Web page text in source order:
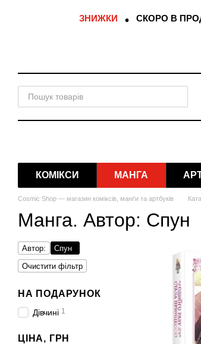
ЗНИЖКИ СКОРО В
КОМІКСИ МАНГА
Cosmic Shop — магазин коміксів, манґи та артбуків
Манга. Автор: Спун
Автор:
Спун
Очистити фільтр
НА ПОДАРУНОК
Дівчині 1
ЦІНА, ГРН